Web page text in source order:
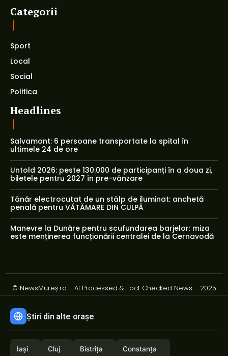
Categorii
Sport
Local
Social
Politica
Headlines
Salvamont: 6 persoane transportate la spital în
ultimele 24 de ore
Untold 2026: peste 130.000 de participanți în a doua zi,
biletele pentru 2027 în pre-vânzare
Tânăr electrocutat de un stâlp de iluminat: anchetă
penală pentru VĂTĂMARE DIN CULPĂ
Manevre la Dunăre pentru scufundarea barjelor: miza
este menținerea funcționării centralei de la Cernavodă
© NewsMureș.ro - AI Processed & Fact Checked News - 2025
Știri din alte orașe
Iași Cluj Bistrița Constanța